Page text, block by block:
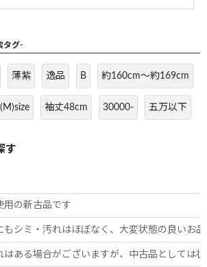
タグ-
薄紫 逸品 B 約160cm～約169cm
(M)size 袖丈48cm 30000- 五万以下
用の新古品です
もシミ・汚れはほぼなく、大変状態の良いお
はある場合がございますが、中古品としては